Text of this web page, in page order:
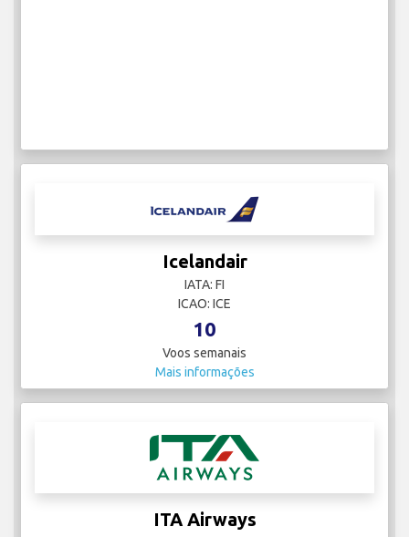
Icelandair
IATA: FI
ICAO: ICE
10
Voos semanais
Mais informações
ITA Airways